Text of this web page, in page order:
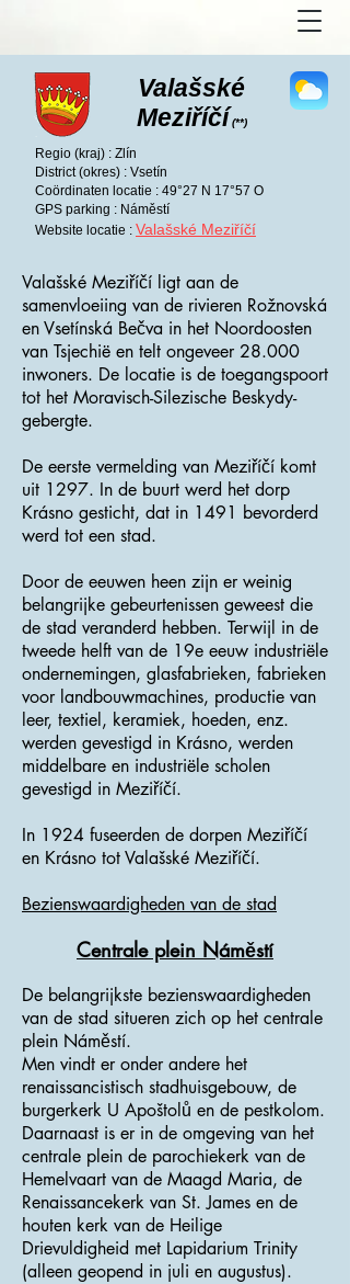
Valašské
Meziříčí (**)
Regio (kraj) : Zlín
District (okres) : Vsetín
Coördinaten locatie : 49°27 N 17°57 O
GPS parking : Náměstí
Website locatie : Valašské Meziříčí
Valašské Meziříčí ligt aan de
samenvloeiing van de rivieren Rožnovská
en Vsetínská Bečva in het Noordoosten
van Tsjechië en telt ongeveer 28.000
inwoners. De locatie is de toegangspoort
tot het Moravisch-Silezische Beskydy-
gebergte.
De eerste vermelding van Meziříčí komt
uit 1297. In de buurt werd het dorp
Krásno gesticht, dat in 1491 bevorderd
werd tot een stad.
Door de eeuwen heen zijn er weinig
belangrijke gebeurtenissen geweest die
de stad veranderd hebben. Terwijl in de
tweede helft van de 19e eeuw industriële
ondernemingen, glasfabrieken, fabrieken
voor landbouwmachines, productie van
leer, textiel, keramiek, hoeden, enz.
werden gevestigd in Krásno, werden
middelbare en industriële scholen
gevestigd in Meziříčí.
In 1924 fuseerden de dorpen Meziříčí
en Krásno tot Valašské Meziříčí.
Bezienswaardigheden van de stad
Centrale plein Náměstí
De belangrijkste bezienswaardigheden
van de stad situeren zich op het centrale
plein Náměstí.
Men vindt er onder andere het
renaissancistisch stadhuisgebouw, de
burgerkerk U Apoštolů en de pestkolom.
Daarnaast is er in de omgeving van het
centrale plein de parochiekerk van de
Hemelvaart van de Maagd Maria, de
Renaissancekerk van St. James en de
houten kerk van de Heilige
Drievuldigheid met Lapidarium Trinity
(alleen geopend in juli en augustus).